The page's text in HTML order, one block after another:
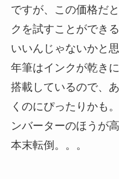
ですが、この価格だ
クを試すことができ
いいんじゃないかと
年筆はインクが乾き
搭載しているので、
くのにぴったりかも
ンバーターのほうが
本末転倒。。。